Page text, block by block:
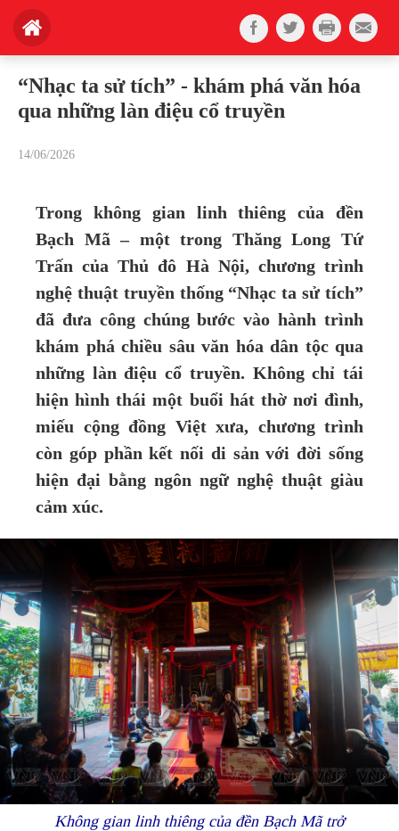
“Nhạc ta sử tích” - khám phá văn hóa
qua những làn điệu cổ truyền
14/06/2026
Trong không gian linh thiêng của đền
Bạch Mã – một trong Thăng Long Tứ
Trấn của Thủ đô Hà Nội, chương trình
nghệ thuật truyền thống “Nhạc ta sử tích”
đã đưa công chúng bước vào hành trình
khám phá chiều sâu văn hóa dân tộc qua
những làn điệu cổ truyền. Không chỉ tái
hiện hình thái một buổi hát thờ nơi đình,
miếu cộng đồng Việt xưa, chương trình
còn góp phần kết nối di sản với đời sống
hiện đại bằng ngôn ngữ nghệ thuật giàu
cảm xúc.
Không gian linh thiêng của đền Bạch Mã trở